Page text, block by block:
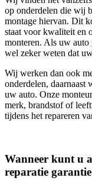
op onderdelen die wij
montage hiervan. Dit
staat voor kwaliteit en
monteren. Als uw
wel zeker weten dat
Wij werken dan ook
onderdelen, daarnaast
uw auto. Onze
merk, brandstof of
tijdens het repareren
Wanneer kunt u
reparatie garantie